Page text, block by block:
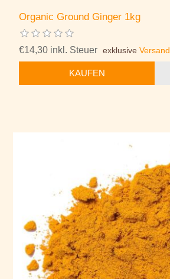
Organic Ground Ginger 1kg
€14,30 inkl. Steuer exklusiveVersand
KAUFEN